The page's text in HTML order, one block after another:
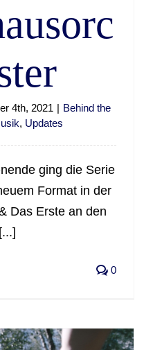
4th, 2021 | Behind the
, Updates
ging die Serie
Format in der
Das Erste an den
[...]
0